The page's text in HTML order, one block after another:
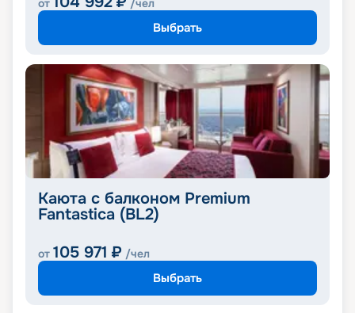
от /чел
Выбрать
Каюта с балконом Premium
Fantastica (BL2)
от 105 971 ₽ /чел
Выбрать